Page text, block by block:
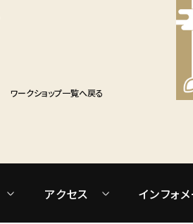
ワークショップ一覧へ戻る
アクセス インフォ